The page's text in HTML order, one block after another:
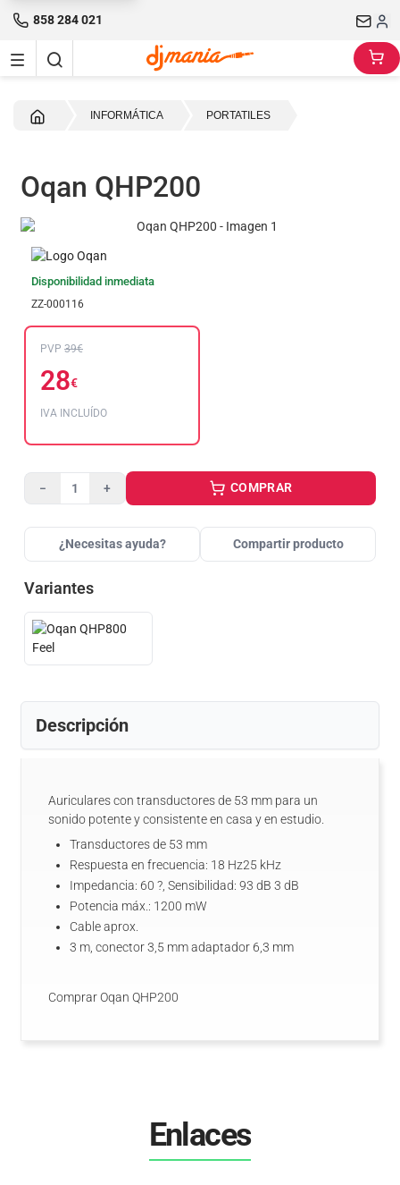
858 284 021
INFORMÁTICA PORTATILES
Oqan QHP200
Disponibilidad inmediata
ZZ-000116
PVP 39€
28€
IVA INCLUÍDO
− + COMPRAR
¿Necesitas ayuda? Compartir producto
Variantes
Descripción
Auriculares con transductores de 53 mm para un
sonido potente y consistente en casa y en estudio.
Transductores de 53 mm
Respuesta en frecuencia: 18 Hz25 kHz
Impedancia: 60 ?, Sensibilidad: 93 dB 3 dB
Potencia máx.: 1200 mW
Cable aprox.
3 m, conector 3,5 mm adaptador 6,3 mm
Comprar Oqan QHP200
Enlaces